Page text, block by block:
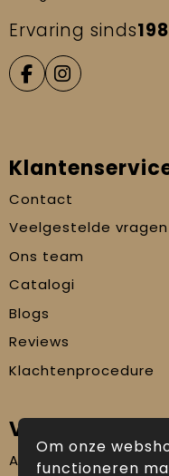
Ervaring sinds
Contact
Veelgestelde vragen
Ons team
Catalogi
Blogs
Reviews
Klachtenprocedure
Veilig winkelen
Algemene
Om onze
functioneren